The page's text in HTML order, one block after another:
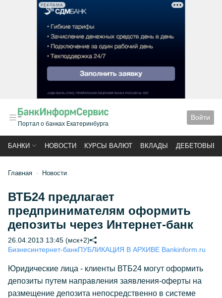
РЕКЛАМА
Портал о банках Екатеринбурга
Войти
БАНКИ НОВОСТИ КУРСЫ ВАЛЮТ ВКЛАДЫ ДЕБЕТОВЫЕ
Главная Новости
ВТБ24 предлагает
предпринимателям оформить
депозиты через Интернет-банк
26.04.2013 13:45 (мск+2)
Бизнесинтернет-банкПУБЛИКАЦИЯ В АРХИВЕ Bankinform.ru
Юридические лица - клиенты ВТБ24 могут оформить
депозиты путем направления заявления-оферты на
размещение депозита непосредственно в системе